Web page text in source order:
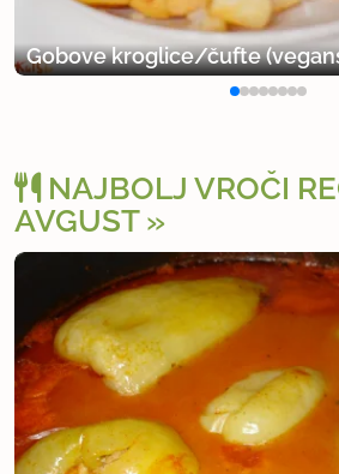
Gobove kroglice/
NAJBOLJ VROČI
AVGUST